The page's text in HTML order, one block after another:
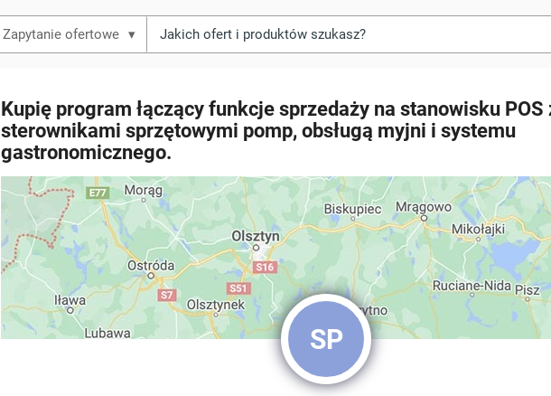
▾
Kupię program łączący funkcje sprzedaży na stanowisku POS
sterownikami sprzętowymi pomp, obsługą myjni i systemu
gastronomicznego.
SP